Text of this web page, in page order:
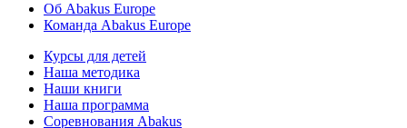
Об Abakus Europe
Команда Abakus Europe
Курсы для детей
Наша методика
Наши книги
Наша программа
Соревнования Abakus